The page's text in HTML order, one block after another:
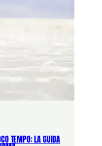
TEMPO: LA GUIDA